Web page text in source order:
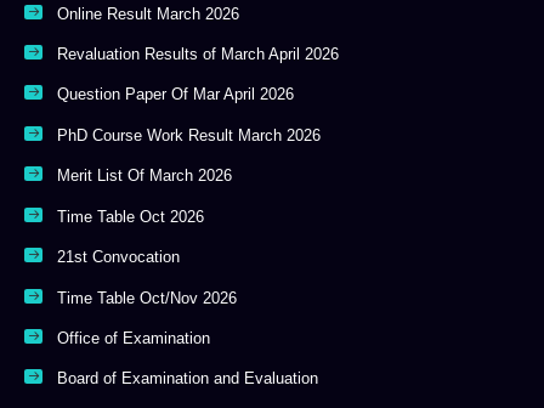
Online Result March 2026
Revaluation Results of March April 2026
Question Paper Of Mar April 2026
PhD Course Work Result March 2026
Merit List Of March 2026
Time Table Oct 2026
21st Convocation
Time Table Oct/Nov 2026
Office of Examination
Board of Examination and Evaluation